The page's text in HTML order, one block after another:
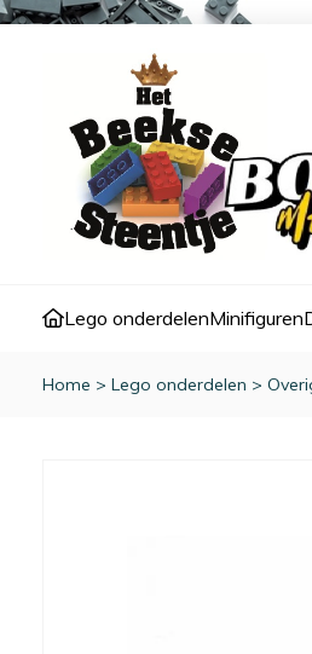
Lego onderdelenMinifiguren
Home > Lego onderdelen >